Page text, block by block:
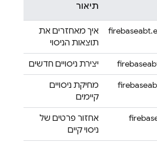
תיאור
איך מאחזרים את
תוצאות הניסוי
יצירת ניסויים חדשים
מחיקת ניסויים
קיימים
אחזור פרטים של
ניסוי קיים